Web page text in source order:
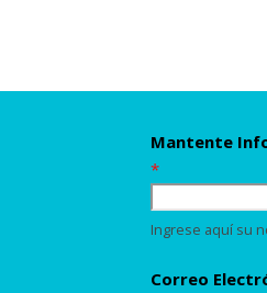
Mantente
*
Ingrese aquí su
Correo